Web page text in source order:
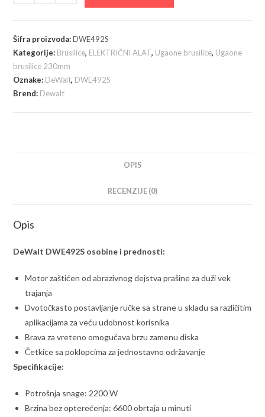
DWE492S
brusilica
2200W;
230mm
količina
Šifra proizvoda:DWE492S
Kategorije: Brusilice, ELEKTRIČNI ALAT, Ugaone brusilice, Ugaone
brusilice 230mm
Oznake: DeWalt, DWE492S
Brend: Dewalt
OPIS
RECENZIJE (0)
Opis
DeWalt DWE492S osobine i prednosti:
Motor zaštićen od abrazivnog dejstva prašine za duži vek
trajanja
Dvotočkasto postavljanje ručke sa strane u skladu sa različitim
aplikacijama za veću udobnost korisnika
Brava za vreteno omogućava brzu zamenu diska
Četkice sa poklopcima za jednostavno održavanje
Specifikacije:
Potrošnja snage: 2200 W
Brzina bez opterećenja: 6600 obrtaja u minuti